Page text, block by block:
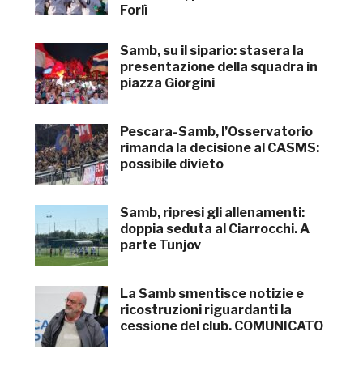
Forlì
Samb, su il sipario: stasera la
presentazione della squadra in
piazza Giorgini
Pescara-Samb, l’Osservatorio
rimanda la decisione al CASMS:
possibile divieto
Samb, ripresi gli allenamenti:
doppia seduta al Ciarrocchi. A
parte Tunjov
La Samb smentisce notizie e
ricostruzioni riguardanti la
cessione del club. COMUNICATO